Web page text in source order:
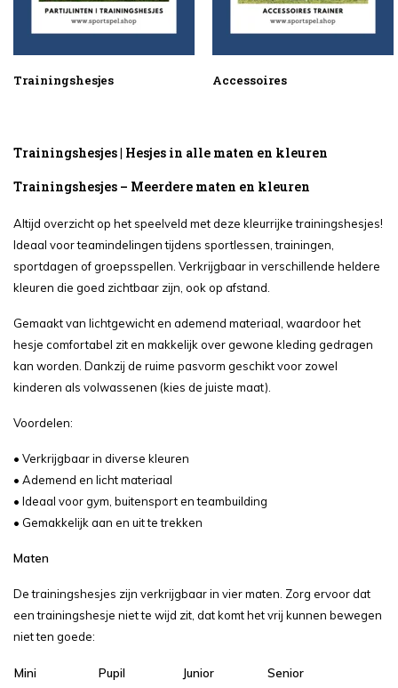
Trainingshesjes Accessoires
Trainingshesjes | Hesjes in alle maten en kleuren
Trainingshesjes – Meerdere maten en kleuren
Altijd overzicht op het speelveld met deze kleurrijke trainingshesjes!
Ideaal voor teamindelingen tijdens sportlessen, trainingen,
sportdagen of groepsspellen. Verkrijgbaar in verschillende heldere
kleuren die goed zichtbaar zijn, ook op afstand.
Gemaakt van lichtgewicht en ademend materiaal, waardoor het
hesje comfortabel zit en makkelijk over gewone kleding gedragen
kan worden. Dankzij de ruime pasvorm geschikt voor zowel
kinderen als volwassenen (kies de juiste maat).
Voordelen:
• Verkrijgbaar in diverse kleuren
• Ademend en licht materiaal
• Ideaal voor gym, buitensport en teambuilding
• Gemakkelijk aan en uit te trekken
Maten
De trainingshesjes zijn verkrijgbaar in vier maten. Zorg ervoor dat
een trainingshesje niet te wijd zit, dat komt het vrij kunnen bewegen
niet ten goede:
Mini Pupil Junior Senior